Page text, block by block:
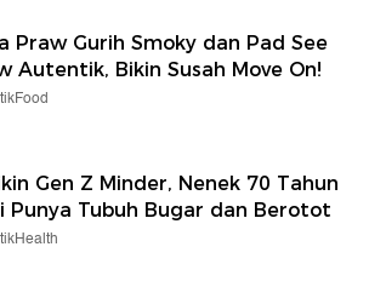
Praw Gurih Smoky dan Pad See
Autentik, Bikin Susah Move On!
Gen Z Minder, Nenek 70 Tahun
Punya Tubuh Bugar dan Berotot